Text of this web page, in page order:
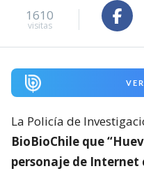
1610
visitas
La Policía de
BioBioChile que
personaje de